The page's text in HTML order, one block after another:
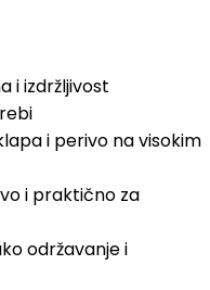
i izdržljivost
i perivo na visokim
i praktično za
održavanje i